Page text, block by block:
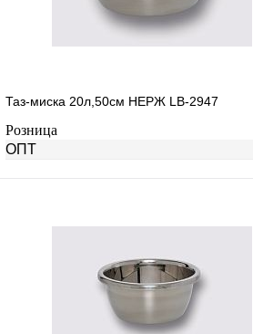
Таз-миска 20л,50см НЕРЖ LB-2947
Розница
ОПТ
К сравнению
наличии